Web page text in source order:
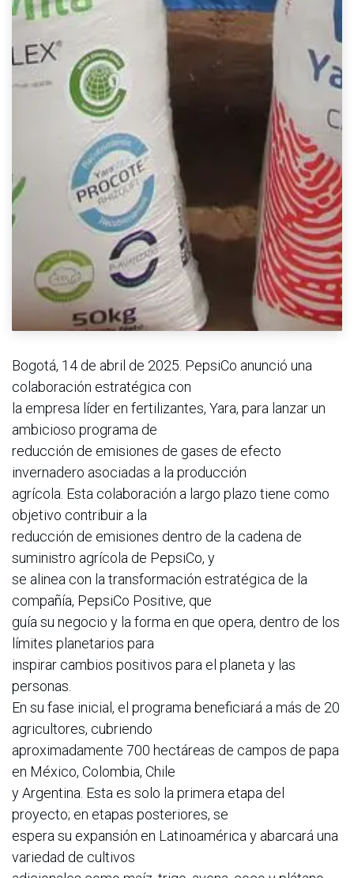
Bogotá, 14 de abril de 2025. PepsiCo anunció una
colaboración estratégica con
la empresa líder en fertilizantes, Yara, para lanzar un
ambicioso programa de
reducción de emisiones de gases de efecto
invernadero asociadas a la producción
agrícola. Esta colaboración a largo plazo tiene como
objetivo contribuir a la
reducción de emisiones dentro de la cadena de
suministro agrícola de PepsiCo, y
se alinea con la transformación estratégica de la
compañía, PepsiCo Positive, que
guía su negocio y la forma en que opera, dentro de los
límites planetarios para
inspirar cambios positivos para el planeta y las
personas.
En su fase inicial, el programa beneficiará a más de 20
agricultores, cubriendo
aproximadamente 700 hectáreas de campos de papa
en México, Colombia, Chile
y Argentina. Esta es solo la primera etapa del
proyecto; en etapas posteriores, se
espera su expansión en Latinoamérica y abarcará una
variedad de cultivos